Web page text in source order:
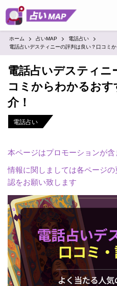
ホーム 占いMAP
電話占い
電話占いデスティニーの評判は良い？口コミ
電話占いデスティニ
コミからわかるお
介！
電話占い
本ページはプロモーションが含
情報に関しましては各ページ
認をお願い致します